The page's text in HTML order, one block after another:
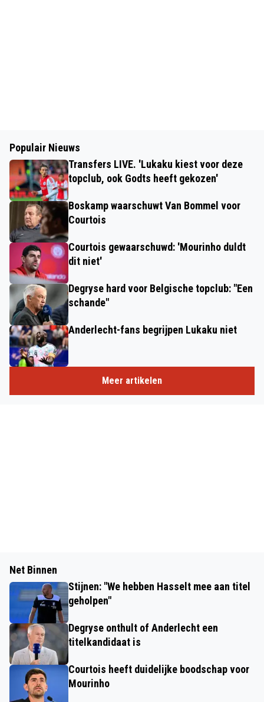
Populair Nieuws
Transfers LIVE. 'Lukaku kiest voor deze
topclub, ook Godts heeft gekozen'
Boskamp waarschuwt Van Bommel voor
Courtois
Courtois gewaarschuwd: 'Mourinho duldt
dit niet'
Degryse hard voor Belgische topclub: "Een
schande"
Anderlecht-fans begrijpen Lukaku niet
Meer artikelen
Net Binnen
Stijnen: "We hebben Hasselt mee aan titel
geholpen"
Degryse onthult of Anderlecht een
titelkandidaat is
Courtois heeft duidelijke boodschap voor
Mourinho